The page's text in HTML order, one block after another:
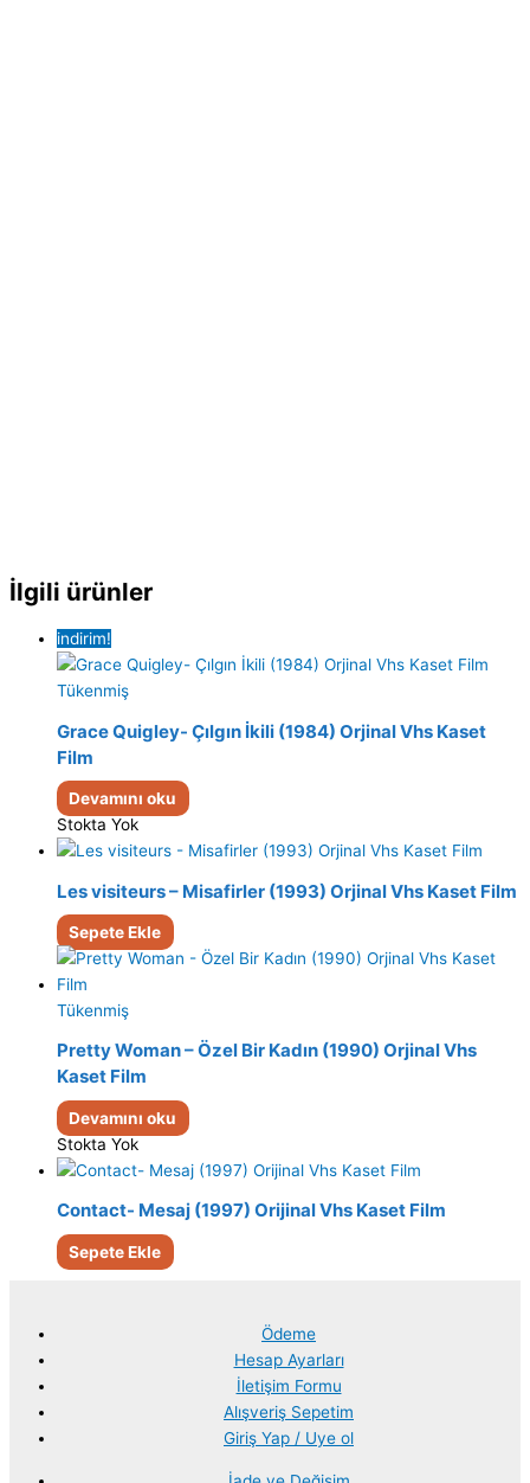
İlgili ürünler
indirim!
Tükenmiş
Grace Quigley- Çılgın İkili (1984) Orjinal Vhs Kaset
Film
Devamını oku
Stokta Yok
Les visiteurs – Misafirler (1993) Orjinal Vhs Kaset Film
Sepete Ekle
Tükenmiş
Pretty Woman – Özel Bir Kadın (1990) Orjinal Vhs
Kaset Film
Devamını oku
Stokta Yok
Contact- Mesaj (1997) Orijinal Vhs Kaset Film
Sepete Ekle
Ödeme
Hesap Ayarları
İletişim Formu
Alışveriş Sepetim
Giriş Yap / Uye ol